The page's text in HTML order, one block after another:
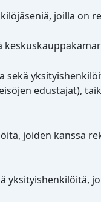
joilla on
edustajat),
joiden kanssa
yksityishenkilöitä,